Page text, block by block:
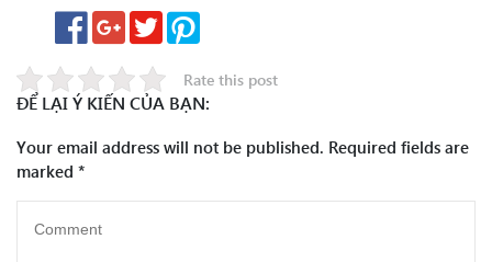
Rate this post
ĐỂ LẠI Ý KIẾN CỦA BẠN:
Your email address will not be published. Required fields are
marked *